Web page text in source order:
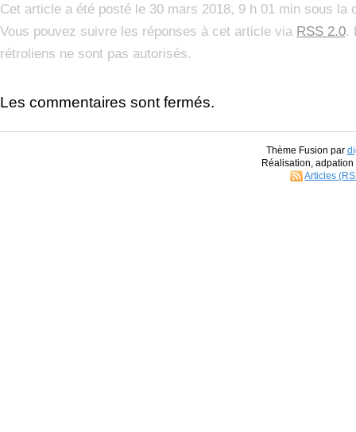
Cet article a été posté le 30 mars 2018, 9 h 01 min sous la
Vous pouvez suivre les réponses à cet article via RSS 2.0.
rétroliens ne sont pas autorisés.
Les commentaires sont fermés.
Thème Fusion par
Réalisation,
Articles